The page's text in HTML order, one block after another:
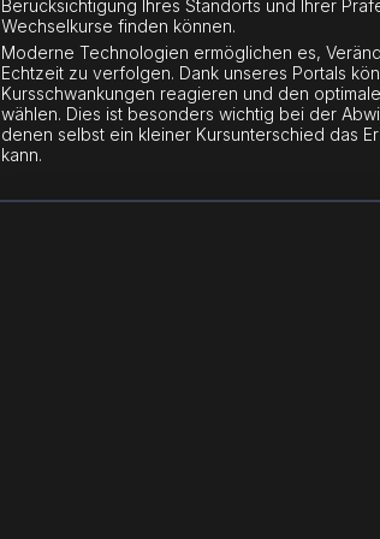
Berücksichtigung Ihres Standorts und Ihrer
Wechselkurse finden können.
Moderne Technologien ermöglichen es,
Echtzeit zu verfolgen. Dank unseres Portals
Kursschwankungen reagieren und den
wählen. Dies ist besonders wichtig bei der
denen selbst ein kleiner Kursunterschied das
kann.